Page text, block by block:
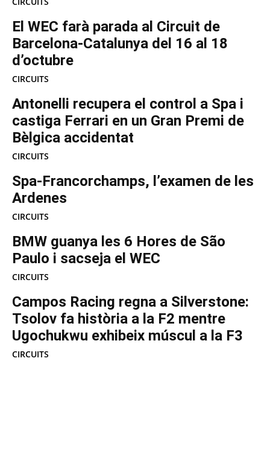
El WEC farà parada al Circuit de
Barcelona-Catalunya del 16 al 18
d’octubre
CIRCUITS
Antonelli recupera el control a Spa i
castiga Ferrari en un Gran Premi de
Bèlgica accidentat
CIRCUITS
Spa-Francorchamps, l’examen de les
Ardenes
CIRCUITS
BMW guanya les 6 Hores de São
Paulo i sacseja el WEC
CIRCUITS
Campos Racing regna a Silverstone:
Tsolov fa història a la F2 mentre
Ugochukwu exhibeix múscul a la F3
CIRCUITS